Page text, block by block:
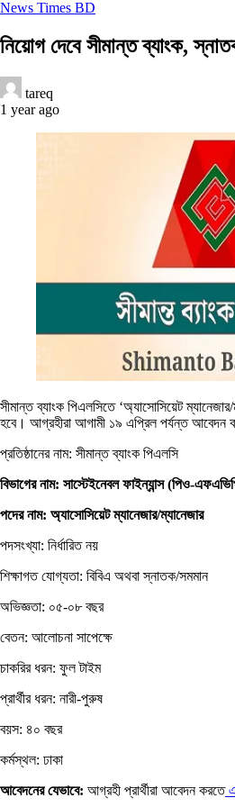
News Times BD
নিয়োগ দেবে সীমান্ত ব্যাংক,
tareq
1 year ago
সীমান্ত ব্যাংক পিএলসিতে ‘অ্যাসোসিয়েট
হবে। আগ্রহীরা আগামী ১৯ এপ্রিল পর্যন্ত আবেদন
প্রতিষ্ঠানের নাম: সীমান্ত ব্যাংক পিএলসি
বিভাগের নাম: সাস্টেইনেবল ফাইন্যান্স (পিও-
পদের নাম: অ্যাসোসিয়েট ম্যানেজার/ম্যানেজার
পদসংখ্যা: নির্ধারিত নয়
শিক্ষাগত যোগ্যতা: বিবিএ অথবা স্নাতক/সমমান
অভিজ্ঞতা: ০৫-০৮ বছর
বেতন: আলোচনা সাপেক্ষে
চাকরির ধরন: ফুল টাইম
প্রার্থীর ধরন: নারী-পুরুষ
বয়স: ৪০ বছর
কর্মস্থল: ঢাকা
আবেদনের যেভাবে: আগ্রহী প্রার্থীরা আবেদন করতে